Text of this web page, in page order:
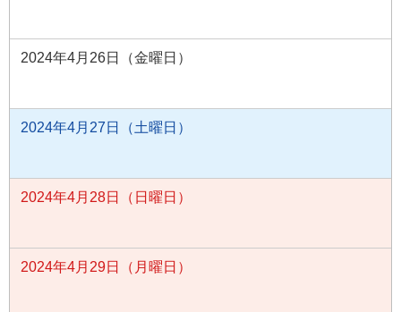
2024年4月26日（金曜日）
2024年4月27日（土曜日）
2024年4月28日（日曜日）
2024年4月29日（月曜日）